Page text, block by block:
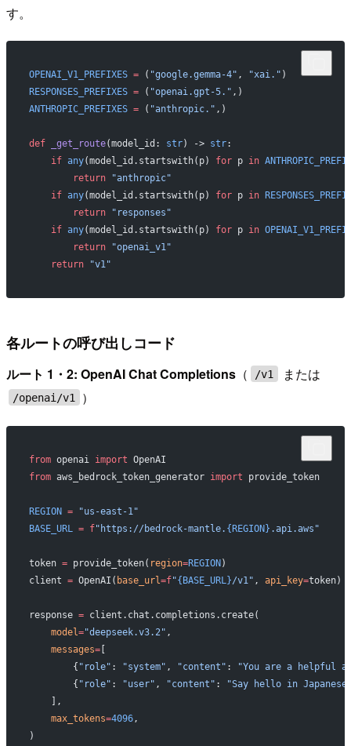
す。
OPENAI_V1_PREFIXES = ( "google.gemma-4" , "xai." )
RESPONSES_PREFIXES = ( "openai.gpt-5." ,)
ANTHROPIC_PREFIXES = ( "anthropic." ,)
def _get_route(model_id: str) -> str:
    if
any(model_id.startswith(p) for p in
        return
"anthropic"
    if
any(model_id.startswith(p) for p in
        return
"responses"
    if
any(model_id.startswith(p) for p in
        return
"openai_v1"
    return
"v1"
各ルートの呼び出しコード
ルート 1・2: OpenAI Chat Completions （ /v1 または
/openai/v1 ）
from openai import OpenAI
from aws_bedrock_token_generator import provide_token
REGION = "us-east-1"
BASE_URL
= f"https://bedrock-mantle. {REGION} .api.aws"
token = provide_token( region=REGION)
client = OpenAI( base_url =f"{BASE_URL}/v1" , api_key=token)
response = client.chat.completions.create(
    model
="deepseek.v3.2" ,
    messages
=[
        {
"role" : "system" , "content" :
"You are a helpful
        {
"role" : "user" , "content" :
"Say hello in
    ],
    max_tokens
=4096,
)